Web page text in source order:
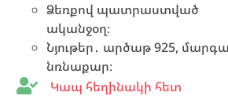
the
page
Ձեռքով պատրաստված
ականջօղ։
Նյութեր․ արծաթ 925,
նռնաքար։
Կապ հեղինակի հետ